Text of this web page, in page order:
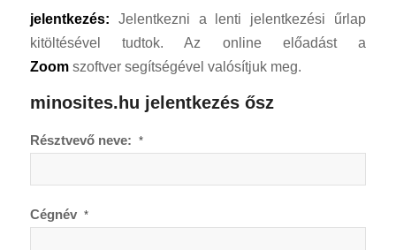
jelentkezés: Jelentkezni a lenti jelentkezési űrlap
kitöltésével tudtok. Az online előadást a
Zoomszoftver segítségével valósítjuk meg.
minosites.hu jelentkezés ősz
Résztvevő neve: *
Cégnév *